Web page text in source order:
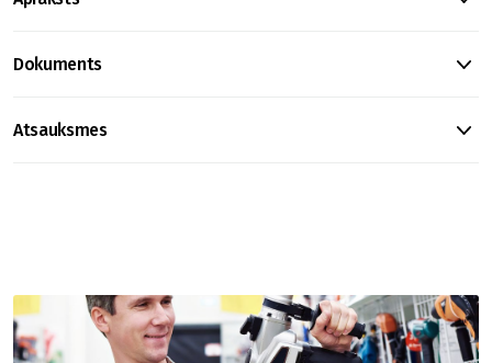
Dokuments
Atsauksmes